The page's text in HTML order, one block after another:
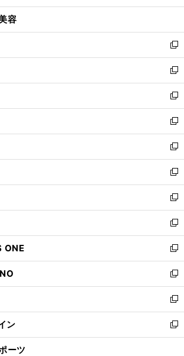
開
ウ
開
く
ン
ウ
で
開
く
ウ
ン
ド
ウ
で
開
く
容
新
し
い
ウ
ィ
ン
ド
ウ
で
開
く
新
し
い
ウ
ィ
ン
ド
ウ
で
開
く
新
し
い
ウ
ィ
ン
ド
ウ
で
開
く
新
し
い
ウ
ィ
ン
ド
ウ
で
開
く
新
し
い
ウ
ィ
ン
ド
ウ
で
開
く
新
し
い
ウ
ィ
ン
ド
ウ
で
開
く
新
し
い
ウ
ィ
ン
ド
ウ
で
開
く
新
し
い
ウ
ィ
ン
ド
ウ
で
開
ONE
新
し
い
ウ
ィ
ン
ド
ウ
新
し
い
ウ
ィ
ン
新
し
い
ウ
ン
新
し
ーツ